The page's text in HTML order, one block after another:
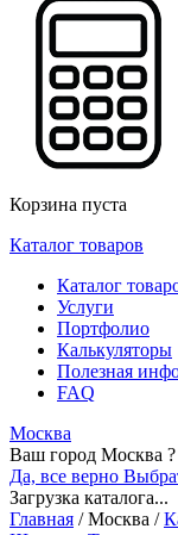
Корзина пуста
Каталог товаров
Каталог
Услуги
Портфолио
Калькуляторы
Полезная
FAQ
Москва
Ваш город Москва ?
Да, все верно
Загрузка каталога...
Главная /Москва /